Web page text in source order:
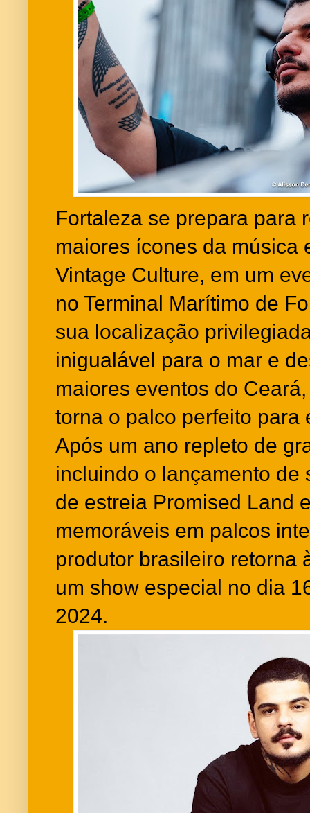
Fortaleza se prepara para
maiores ícones da música
Vintage Culture, em um
no Terminal Marítimo de
sua localização
inigualável para o mar e
maiores eventos do
torna o palco perfeito para
Após um ano repleto de
incluindo o lançamento de
de estreia Promised Land
memoráveis em palcos
produtor brasileiro retorna
um show especial no dia
2024.